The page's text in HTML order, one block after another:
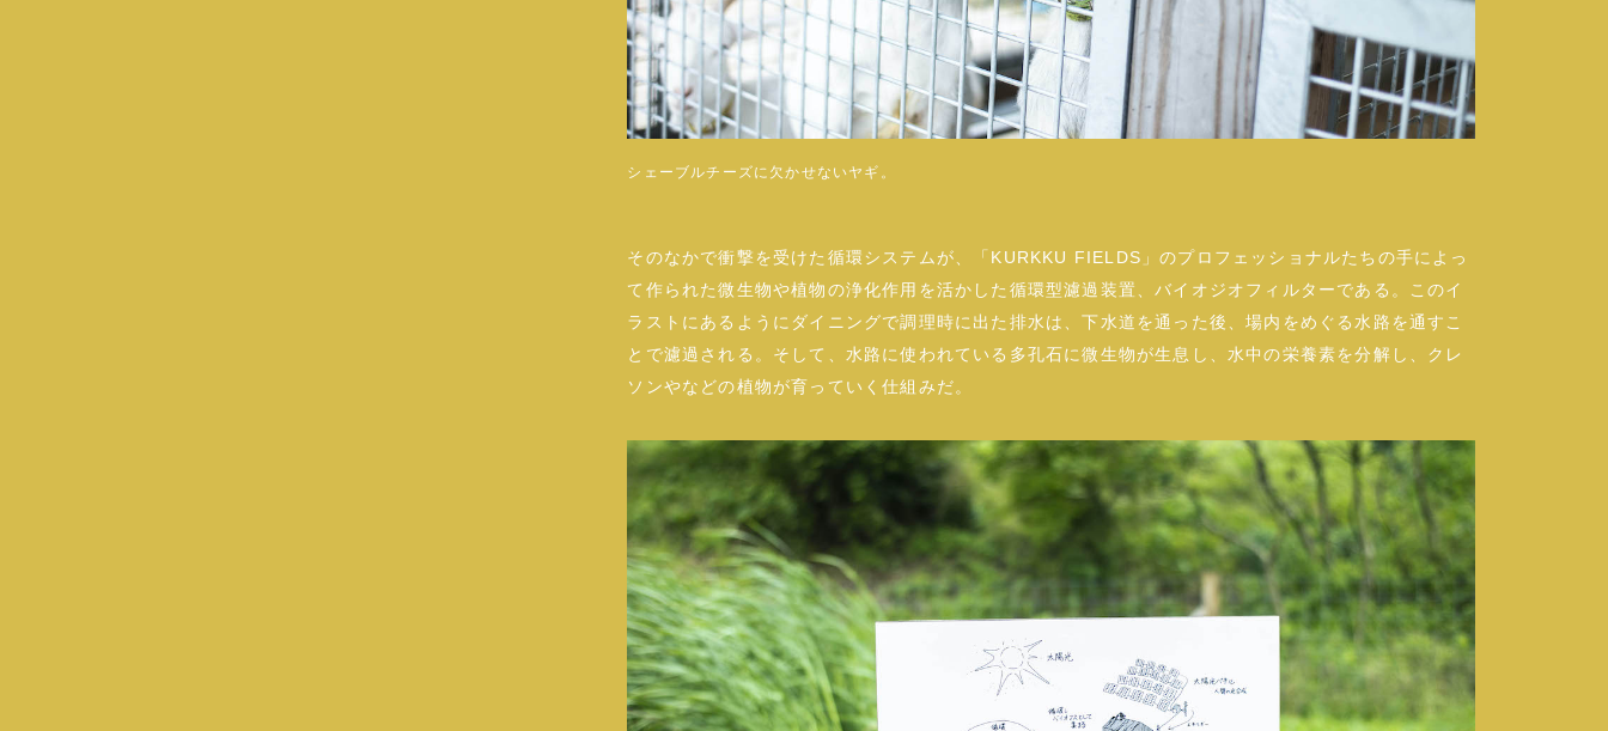
シェーブルチーズに欠かせないヤギ。
そのなかで衝撃を受けた循環システムが、「KURKKU FIELDS」のプロフェッショナルたちの手によっ
て作られた微生物や植物の浄化作用を活かした循環型濾過装置、バイオジオフィルターである。このイ
ラストにあるようにダイニングで調理時に出た排水は、下水道を通った後、場内をめぐる水路を通すこ
とで濾過される。そして、水路に使われている多孔石に微生物が生息し、水中の栄養素を分解し、クレ
ソンやなどの植物が育っていく仕組みだ。